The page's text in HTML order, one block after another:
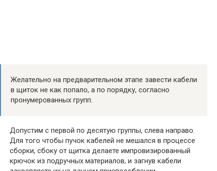
Желательно на предварительном этапе завести кабели
в щиток не как попало, а по порядку, согласно
пронумерованных групп.
Допустим с первой по десятую группы, слева направо.
Для того чтобы пучок кабелей не мешался в процессе
сборки, сбоку от щитка делаете импровизированный
крючок из подручных материалов, и загнув кабели